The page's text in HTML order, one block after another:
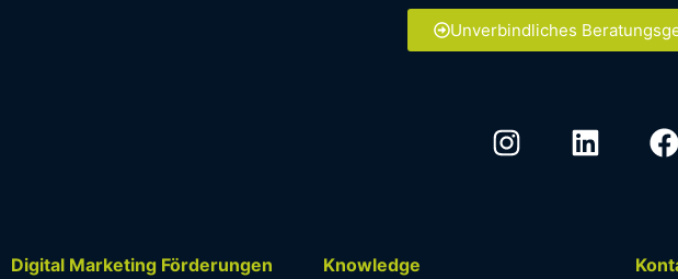
Unverbindliches
Digital Marketing Förderungen
Knowledge